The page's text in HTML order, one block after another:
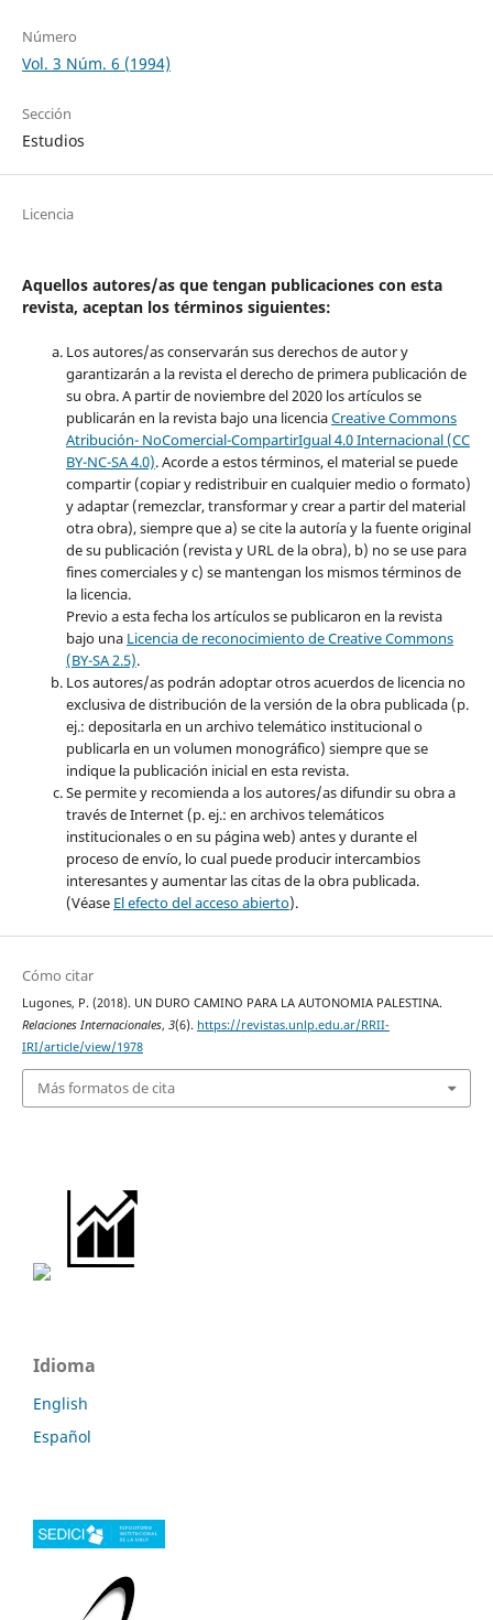
Número
Vol. 3 Núm. 6 (1994)
Sección
Estudios
Licencia
Aquellos autores/as que tengan publicaciones con esta
revista, aceptan los términos siguientes:
Los autores/as conservarán sus derechos de autor y
garantizarán a la revista el derecho de primera publicación de
su obra. A partir de noviembre del 2020 los artículos se
publicarán en la revista bajo una licenciaCreative Commons
Atribución- NoComercial-CompartirIgual 4.0 Internacional (CC
BY-NC-SA 4.0). Acorde a estos términos, el material se puede
compartir (copiar y redistribuir en cualquier medio o formato)
y adaptar (remezclar, transformar y crear a partir del material
otra obra), siempre que a) se cite la autoría y la fuente original
de su publicación (revista y URL de la obra), b) no se use para
fines comerciales y c) se mantengan los mismos términos de
la licencia.
Previo a esta fecha los artículos se publicaron en la revista
bajo una Licencia de reconocimiento de Creative Commons
(BY-SA 2.5).
Los autores/as podrán adoptar otros acuerdos de licencia no
exclusiva de distribución de la versión de la obra publicada (p.
ej.: depositarla en un archivo telemático institucional o
publicarla en un volumen monográfico) siempre que se
indique la publicación inicial en esta revista.
Se permite y recomienda a los autores/as difundir su obra a
través de Internet (p. ej.: en archivos telemáticos
institucionales o en su página web) antes y durante el
proceso de envío, lo cual puede producir intercambios
interesantes y aumentar las citas de la obra publicada.
(Véase El efecto del acceso abierto).
Cómo citar
Lugones, P. (2018). UN DURO CAMINO PARA LA AUTONOMIA PALESTINA.
Relaciones Internacionales, 3(6). https://revistas.unlp.edu.ar/RRII-
IRI/article/view/1978
Más formatos de cita
Idioma
English
Español